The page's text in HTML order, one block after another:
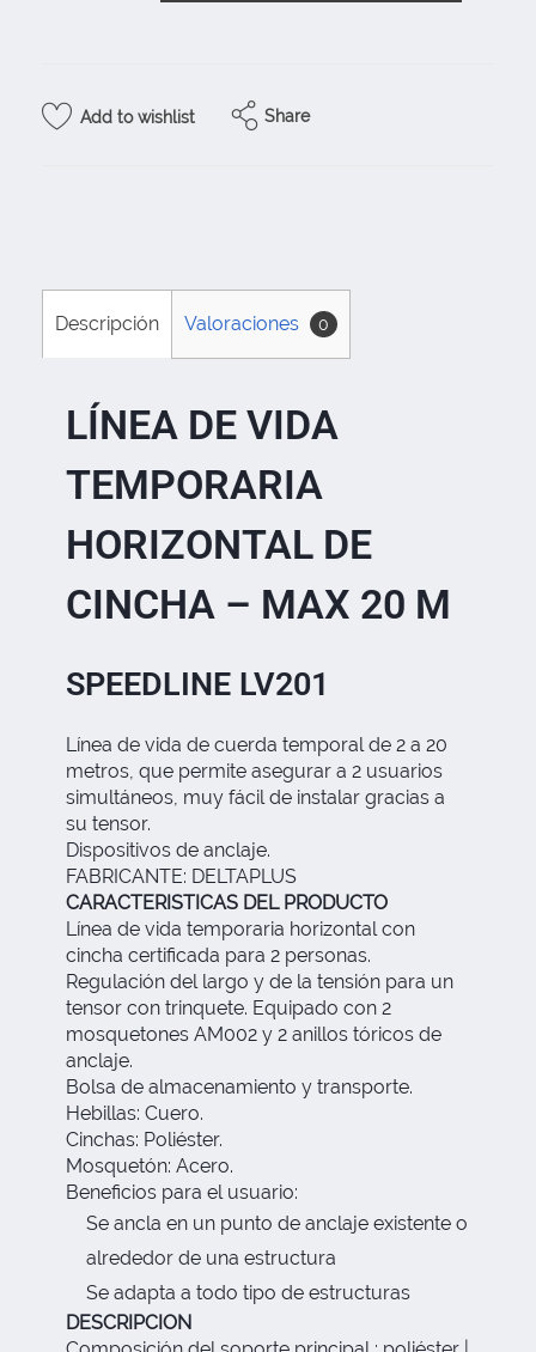
Add to wishlist Share
Descripción Valoraciones 0
LÍNEA DE VIDA
TEMPORARIA
HORIZONTAL DE
CINCHA – MAX 20 M
SPEEDLINE LV201
Línea de vida de cuerda temporal de 2 a 20
metros, que permite asegurar a 2 usuarios
simultáneos, muy fácil de instalar gracias a
su tensor.
Dispositivos de anclaje.
FABRICANTE: DELTAPLUS
CARACTERISTICAS DEL PRODUCTO
Línea de vida temporaria horizontal con
cincha certificada para 2 personas.
Regulación del largo y de la tensión para un
tensor con trinquete. Equipado con 2
mosquetones AM002 y 2 anillos tóricos de
anclaje.
Bolsa de almacenamiento y transporte.
Hebillas: Cuero.
Cinchas: Poliéster.
Mosquetón: Acero.
Beneficios para el usuario:
Se ancla en un punto de anclaje existente o
alrededor de una estructura
Se adapta a todo tipo de estructuras
DESCRIPCION